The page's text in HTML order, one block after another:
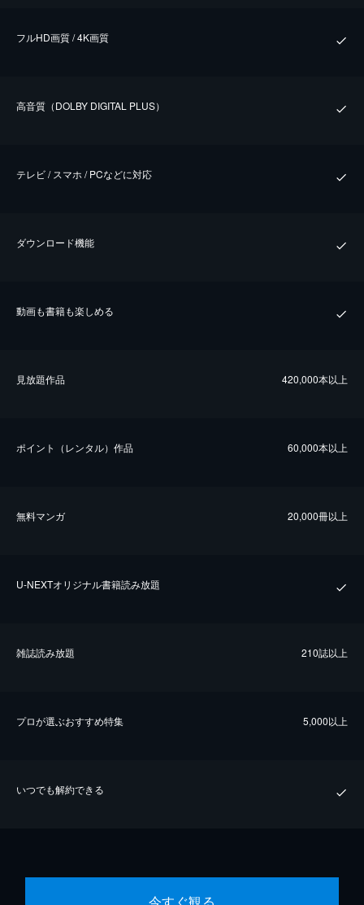
フルHD画質 / 4K画質
⾼⾳質（DOLBY DIGITAL PLUS）
テレビ / スマホ / PCなどに対応
ダウンロード機能
動画も書籍も楽しめる
⾒放題作品 420,000本以上
ポイント（レンタル）作品 60,000本以上
無料マンガ 20,000冊以上
U-NEXTオリジナル書籍読み放題
雑誌読み放題 210誌以上
プロが選ぶおすすめ特集 5,000以上
いつでも解約できる